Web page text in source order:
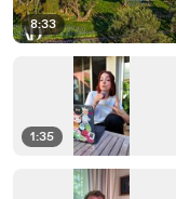
8:33
1:35